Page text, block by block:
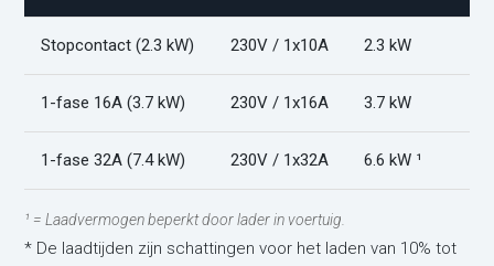
Stopcontact (2.3 kW) 230V / 1x10A 2.3 kW
1-fase 16A (3.7 kW) 230V / 1x16A 3.7 kW
1-fase 32A (7.4 kW) 230V / 1x32A 6.6 kW ¹
¹ = Laadvermogen beperkt door lader in voertuig.
* De laadtijden zijn schattingen voor het laden van 10% tot